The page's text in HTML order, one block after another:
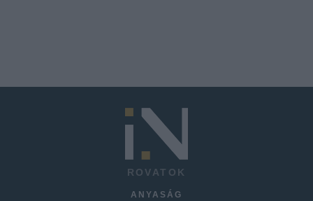
ROVATOK
ANYASÁG